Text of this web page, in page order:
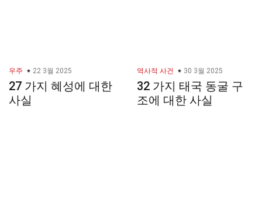
우주 22 3월 2025
27 가지 혜성에 대한
사실
역사적 사건 30 3월 2025
32 가지 태국 동굴 구
조에 대한 사실